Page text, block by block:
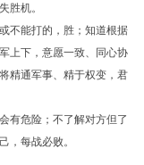
胜机。
不能打的，胜；知道根据
上下，意愿一致、同心协
精通军事、精于权变，君
有危险；不了解对方但了
，每战必败。